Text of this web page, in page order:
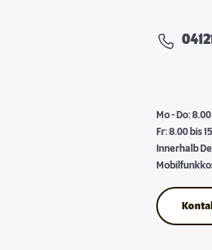
Mo - Do:
Fr: 8.00 bis
Innerhalb